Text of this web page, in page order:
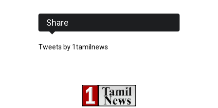
Share
Tweets by 1tamilnews